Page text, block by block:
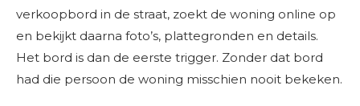
verkoopbord in de straat, zoekt de woning online op
en bekijkt daarna foto’s, plattegronden en details.
Het bord is dan de eerste trigger. Zonder dat bord
had die persoon de woning misschien nooit bekeken.